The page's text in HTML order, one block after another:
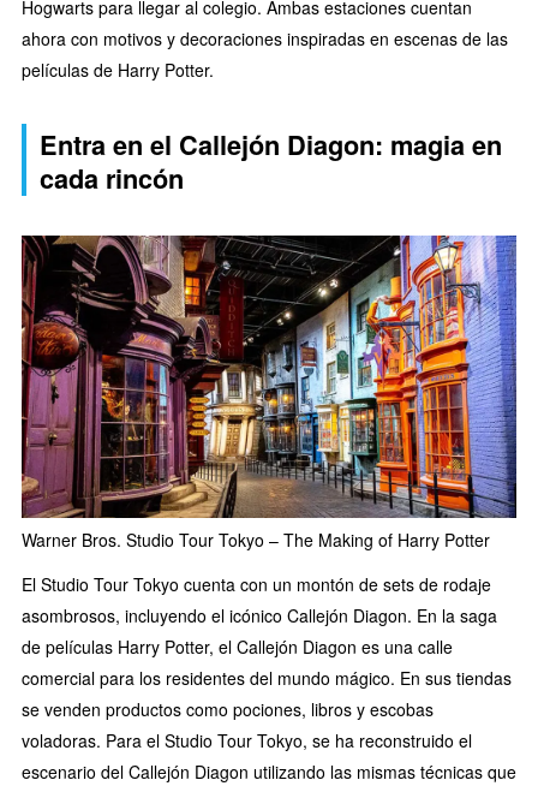
Hogwarts para llegar al colegio. Ambas estaciones cuentan
ahora con motivos y decoraciones inspiradas en escenas de las
películas de Harry Potter.
Entra en el Callejón Diagon: magia en
cada rincón
Warner Bros. Studio Tour Tokyo – The Making of Harry Potter
El Studio Tour Tokyo cuenta con un montón de sets de rodaje
asombrosos, incluyendo el icónico Callejón Diagon. En la saga
de películas Harry Potter, el Callejón Diagon es una calle
comercial para los residentes del mundo mágico. En sus tiendas
se venden productos como pociones, libros y escobas
voladoras. Para el Studio Tour Tokyo, se ha reconstruido el
escenario del Callejón Diagon utilizando las mismas técnicas que